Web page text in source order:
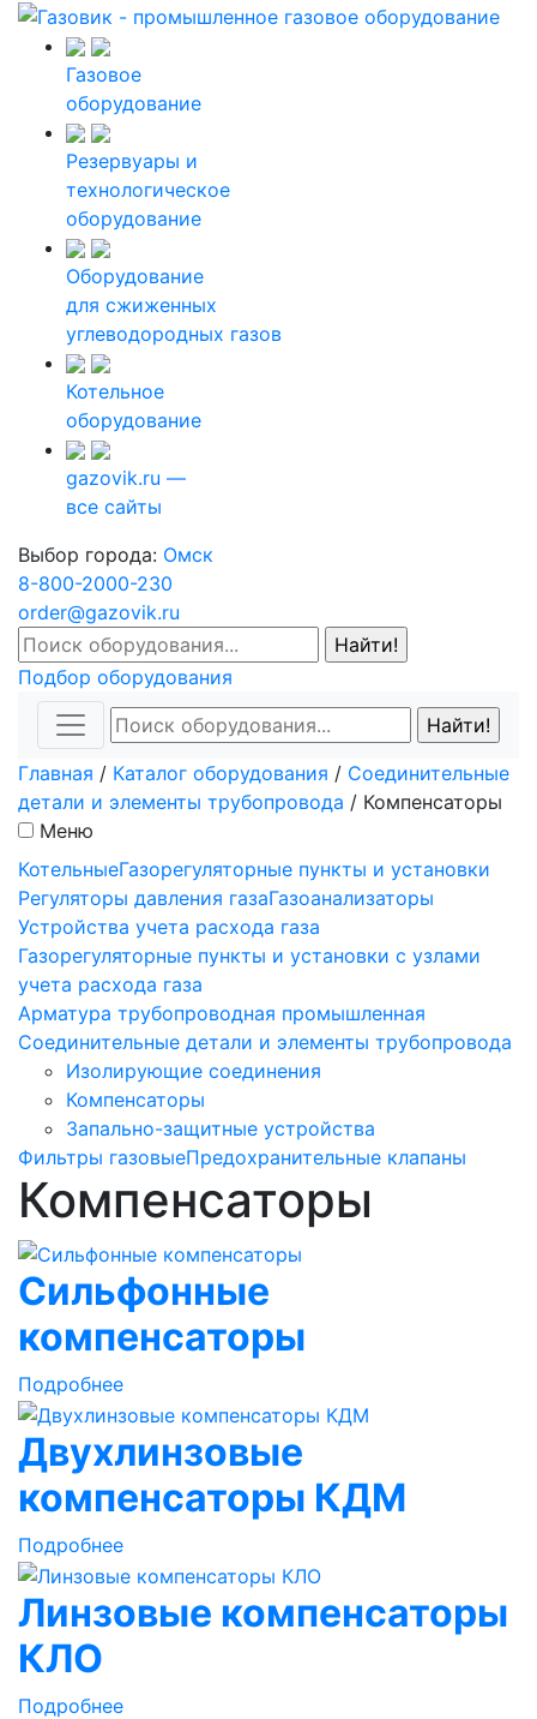
Газовое
оборудование
Резервуары и
технологическое
оборудование
Оборудование
для сжиженных
углеводородных газов
Котельное
оборудование
gazovik.ru —
все сайты
Выбор города: Омск
8-800-2000-230
order@gazovik.ru
Подбор оборудования
Главная / Каталог оборудования / Соединительные
детали и элементы трубопровода / Компенсаторы
Меню
КотельныеГазорегуляторные пункты и установки
Регуляторы давления газаГазоанализаторы
Устройства учета расхода газа
Газорегуляторные пункты и установки с узлами
учета расхода газа
Арматура трубопроводная промышленная
Соединительные детали и элементы трубопровода
Изолирующие соединения
Компенсаторы
Запально-защитные устройства
Фильтры газовыеПредохранительные клапаны
Компенсаторы
Сильфонные
компенсаторы
Подробнее
Двухлинзовые
компенсаторы КДМ
Подробнее
Линзовые компенсаторы
КЛО
Подробнее